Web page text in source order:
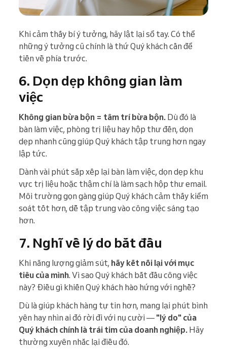
Khi cảm thấy bí ý tưởng, hãy lật lại sổ tay. Có thể
những ý tưởng cũ chính là thứ Quý khách cần để
tiến về phía trước.
6. Dọn dẹp không gian làm
việc
Không gian bừa bộn = tâm trí bừa bộn. Dù đó là
bàn làm việc, phòng trị liệu hay hộp thư đến, dọn
dẹp nhanh cũng giúp Quý khách tập trung hơn ngay
lập tức.
Dành vài phút sắp xếp lại bàn làm việc, dọn dẹp khu
vực trị liệu hoặc thậm chí là làm sạch hộp thư email.
Môi trường gọn gàng giúp Quý khách cảm thấy kiểm
soát tốt hơn, dễ tập trung vào công việc sáng tạo
hơn.
7. Nghĩ về lý do bắt đầu
Khi năng lượng giảm sút, hãy kết nối lại với mục
tiêu của mình. Vì sao Quý khách bắt đầu công việc
này? Điều gì khiến Quý khách hào hứng với nghề?
Dù là giúp khách hàng tự tin hơn, mang lại phút bình
yên hay nhìn ai đó rời đi với nụ cười — "lý do" của
Quý khách chính là trái tim của doanh nghiệp. Hãy
thường xuyên nhắc lại điều đó.